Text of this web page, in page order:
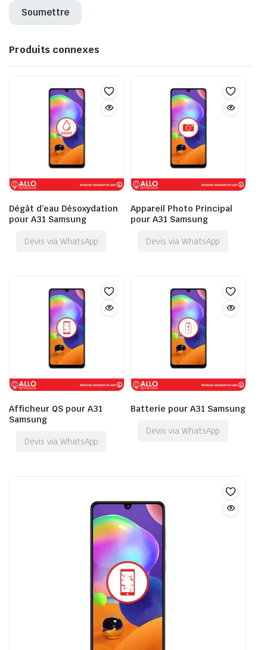
Produits connexes
Dégât d’eau Désoxydation
pour A31 Samsung
Devis via WhatsApp
Appareil Photo Principal
pour A31 Samsung
Devis via WhatsApp
Afficheur QS pour A31
Samsung
Devis via WhatsApp
Batterie pour A31 Samsung
Devis via WhatsApp